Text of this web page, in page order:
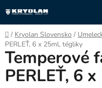
na
obsah
Domov
/ Kryolan Slovensko /
PERLEŤ, 6 x 25ml, tégliky
Temperové
PERLEŤ, 6